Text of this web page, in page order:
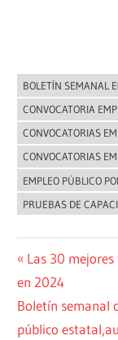
NOVEDADES
BOLETÍN SEMANAL
CONVOCATORIA
CONVOCATORIAS
CONVOCATORIAS
EMPLEO PÚBLICO
PRUEBAS DE
de
entradas
Entrada
anterior:
Las 30
en 2024
Siguiente
entrada:
Boletín semanal
público